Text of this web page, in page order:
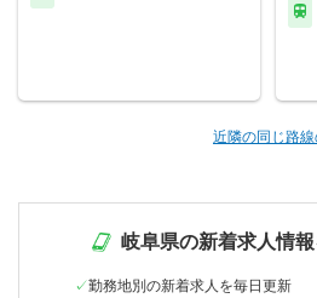
近隣の同じ路
岐阜県の新着求人情
勤務地別の新着求人を毎日更新